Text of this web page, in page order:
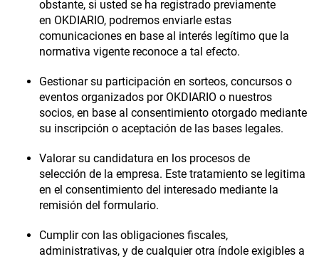
obstante, si usted se ha registrado previamente
en OKDIARIO, podremos enviarle estas
comunicaciones en base al interés legítimo que la
normativa vigente reconoce a tal efecto.
Gestionar su participación en sorteos, concursos o
eventos organizados por OKDIARIO o nuestros
socios, en base al consentimiento otorgado mediante
su inscripción o aceptación de las bases legales.
Valorar su candidatura en los procesos de
selección de la empresa. Este tratamiento se legitima
en el consentimiento del interesado mediante la
remisión del formulario.
Cumplir con las obligaciones fiscales,
administrativas, y de cualquier otra índole exigibles a